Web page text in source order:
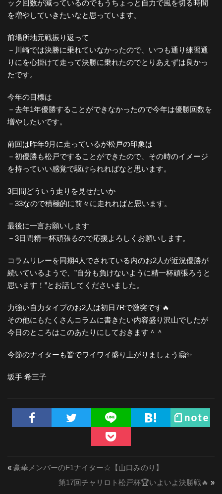
ック回数が減っているのでもうちょっと自力で風を切る時間
を増やしていきたいなと思っています。
前場所地元戦振り返って
－川崎では決勝に乗れていなかったので、いつも通り練習通
りにを心掛けて走って決勝に乗れたのでとりあえずは良かっ
たです。
今年の目標は
－去年1年優勝することができなかったので今年は優勝回数を
増やしたいです。
前回は昨年9月に走っているが松戸の印象は
－初優勝も松戸ですることができたので、その時のイメージ
を持っていい感覚で駆けられればなと思います。
3日間どういう走りを見せたいか
－33なので積極的に前々に走れればと思います。
最後に一言お願いします
－3日間精一杯頑張るので応援よろしくお願いします。
コラムリレーを同期4人でされている内のお2人が近況優勝が
続いているようで、”自分も負けないように精一杯頑張ろうと
思います！”とお話してくださいました。
力強い自力タイプのお2人は初日7Rで激突です🔥
その他にもたくさんコラムに書きたい内容盛り沢山でしたが
今日のところはこのあたりにしておきます＾＾
今節のナイターも皆でワイワイ盛り上がりましょう🤗✨
坂手 希三子
« 豪華メンバーのF1ナイター☆【山口みのり】
第17回チャリロト松戸杯🏆いよいよ決勝戦🔥 »